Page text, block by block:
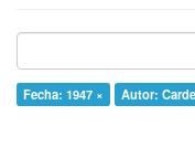
Fecha: 1947 × Autor: